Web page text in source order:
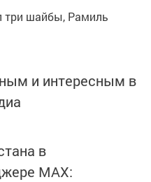
три шайбы, Рамиль
и интересным в
в
MАХ: